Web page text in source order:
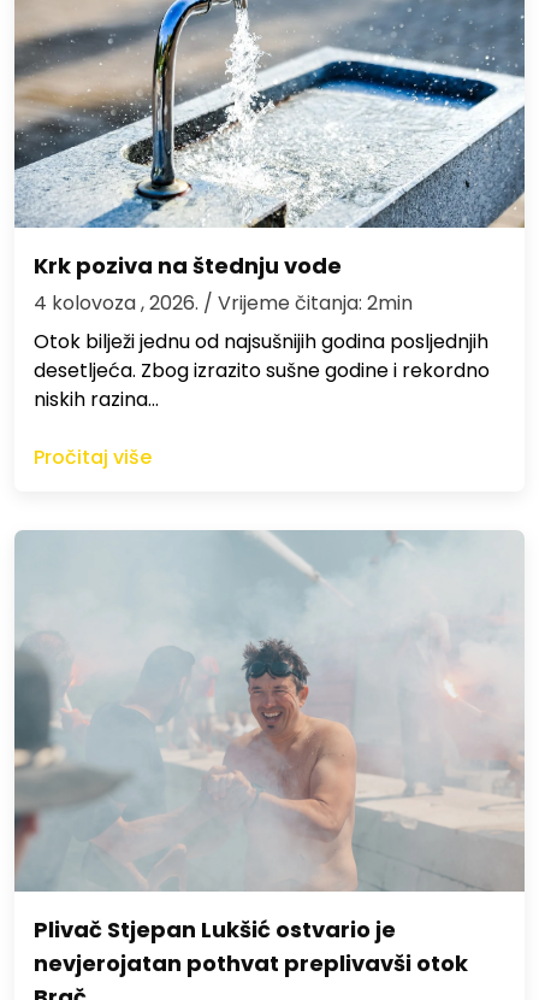
Krk poziva na štednju vode
4 kolovoza , 2026. / Vrijeme čitanja: 2min
Otok bilježi jednu od najsušnijih godina posljednjih
desetljeća. Zbog izrazito sušne godine i rekordno
niskih razina…
Pročitaj više
Plivač Stjepan Lukšić ostvario je
nevjerojatan pothvat preplivavši otok